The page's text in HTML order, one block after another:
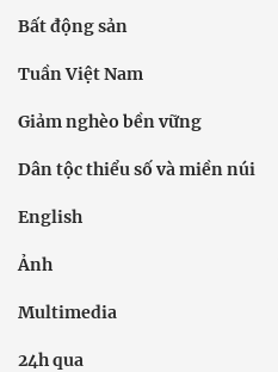
Bất động sản
Tuần Việt Nam
Giảm nghèo bền vững
Dân tộc thiểu số và miền núi
English
Ảnh
Multimedia
24h qua